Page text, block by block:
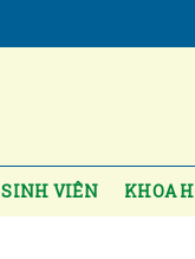
SINH VIÊN KHOA